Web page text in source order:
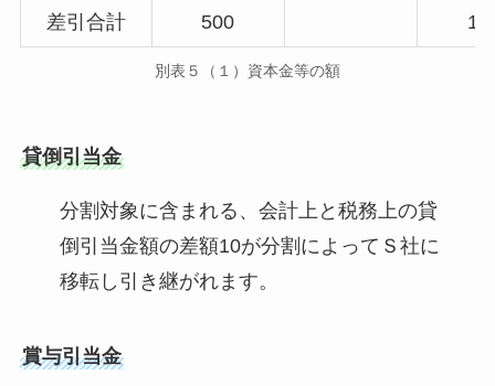
差引合計 500
別表５（１）資本金等の額
貸倒引当金
分割対象に含まれる、会計上と税務上の貸
倒引当金額の差額10が分割によってＳ社に
移転し引き継がれます。
賞与引当金